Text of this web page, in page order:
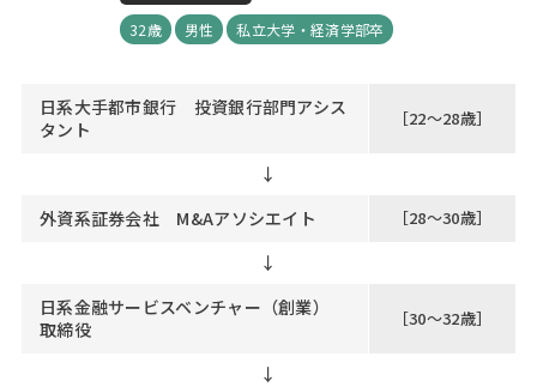
32歳
男性 私立大学・経済学部卒
日系大手都市銀行 投資銀行部門アシス
タント
［22～28歳］
↓
外資系証券会社 M&Aアソシエイト
［28～30歳］
↓
日系金融サービスベンチャー（創業）
取締役
［30～32歳］
↓